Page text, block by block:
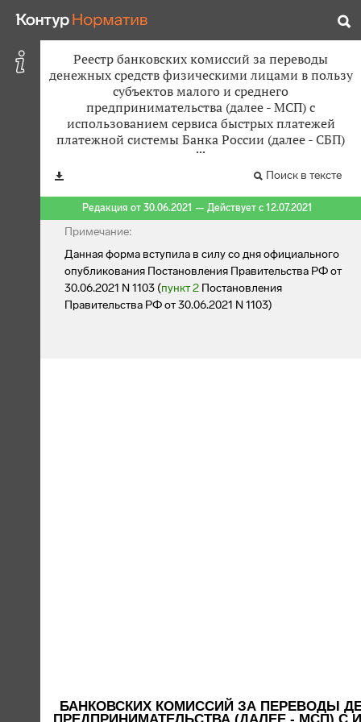
Реестр банковских комиссий за переводы
денежных средств физическими лицами в пользу
субъектов малого и среднего
предпринимательства (далее - МСП) с
использованием сервиса быстрых платежей
платежной системы Банка России (далее - СБП)
Поиск в тексте
Редакция от 30.06.2021 — Действует с 12.07.2021
Примечание:
Данная форма вступила в силу со дня официального
опубликования Постановления Правительства РФ от
30.06.2021 N 1103 (пункт 2 Постановления
Правительства РФ от 30.06.2021 N 1103)
БАНКОВСКИХ КОМИССИЙ ЗА ПЕРЕВОДЫ
ПРЕДПРИНИМАТЕЛЬСТВА (ДАЛЕЕ - МСП)